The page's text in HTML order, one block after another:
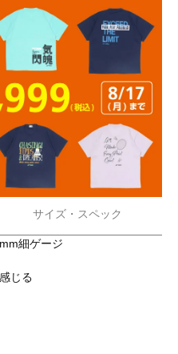
サイズ・スペック
細ゲージ
じる